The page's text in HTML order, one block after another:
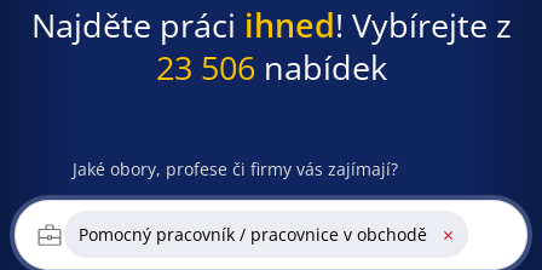
Najděte práci ihned! Vybírejte z
23 506nabídek
Jaké obory, profese či firmy vás zajímají?
Pomocný pracovník / pracovnice v obchodě ×